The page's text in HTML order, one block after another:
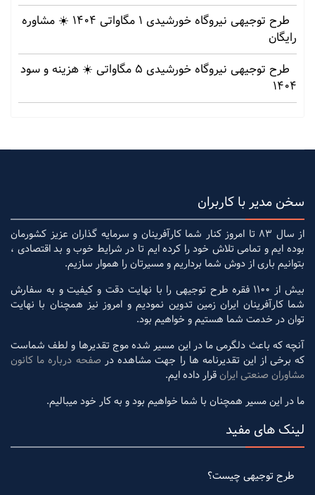
طرح توجیهی نیروگاه خورشیدی 1 مگاواتی 1404 ☀️ مشاوره
رایگان
طرح توجیهی نیروگاه خورشیدی 5 مگاواتی ☀️ هزینه‌ و سود
1404
سخن مدیر با کاربران
از سال 83 تا امروز کنار شما کارآفرینان و سرمایه گذاران عزیز کشورمان
بوده ایم و تمامی تلاش خود را کرده ایم تا در شرایط خوب و بد اقتصادی ،
بتوانیم باری از دوش شما برداریم و مسیرتان را هموار سازیم.
بیش از 1100 فقره طرح توجیهی را با نهایت دقت و کیفیت و به سفارش
شما کارآفرینان ایران زمین تدوین نمودیم و امروز نیز همچنان با نهایت
توان در خدمت شما هستیم و خواهیم بود.
آنچه که باعث دلگرمی ما در این مسیر شده موج تقدیرها و لطف شماست
که برخی از این تقدیرنامه ها را جهت مشاهده در صفحه درباره ما کانون
مشاوران صنعتی ایرانقرار داده ایم.
ما در این مسیر همچنان با شما خواهیم بود و به کار خود میبالیم.
لینک های مفید
طرح توجیهی چیست؟